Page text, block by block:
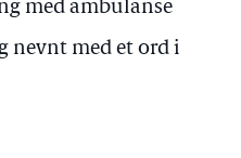
med ambulanse
nevnt med et ord i